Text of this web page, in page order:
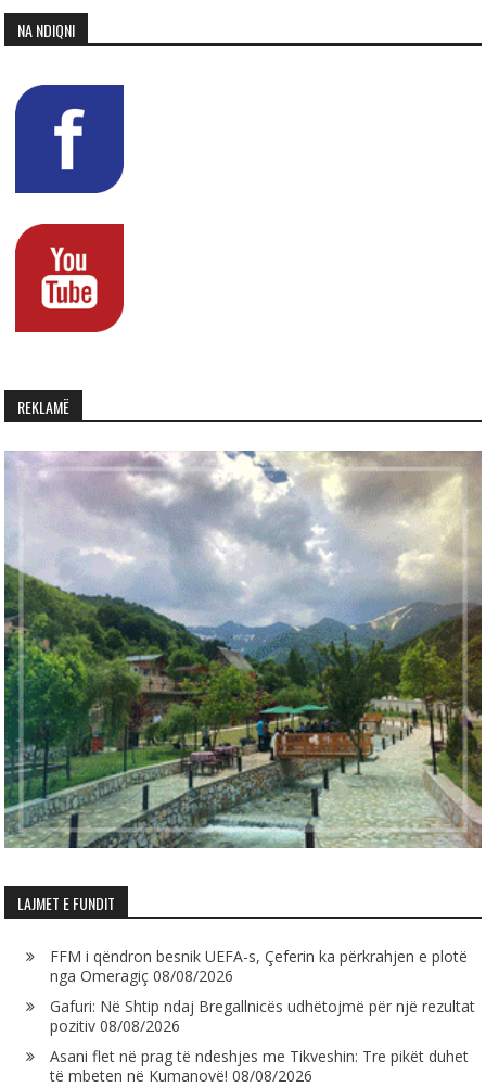
NA NDIQNI
REKLAMË
LAJMET E FUNDIT
FFM i qëndron besnik UEFA-s, Çeferin ka përkrahjen e plotë
nga Omeragiç 08/08/2026
Gafuri: Në Shtip ndaj Bregallnicës udhëtojmë për një rezultat
pozitiv 08/08/2026
Asani flet në prag të ndeshjes me Tikveshin: Tre pikët duhet
të mbeten në Kumanovë! 08/08/2026